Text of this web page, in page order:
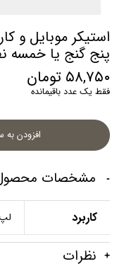
استیکر موبایل و
پنج گنج یا خمسه
۵۸,۷۵۰ تومان
فقط یک عدد باقیمانده
افزودن به
مشخصات
کاربرد
نظرات